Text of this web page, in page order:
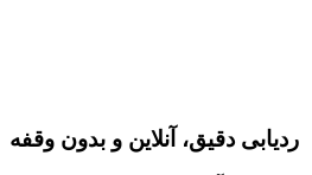
ردیابی دقیق، آنلاین و بدون وقفه